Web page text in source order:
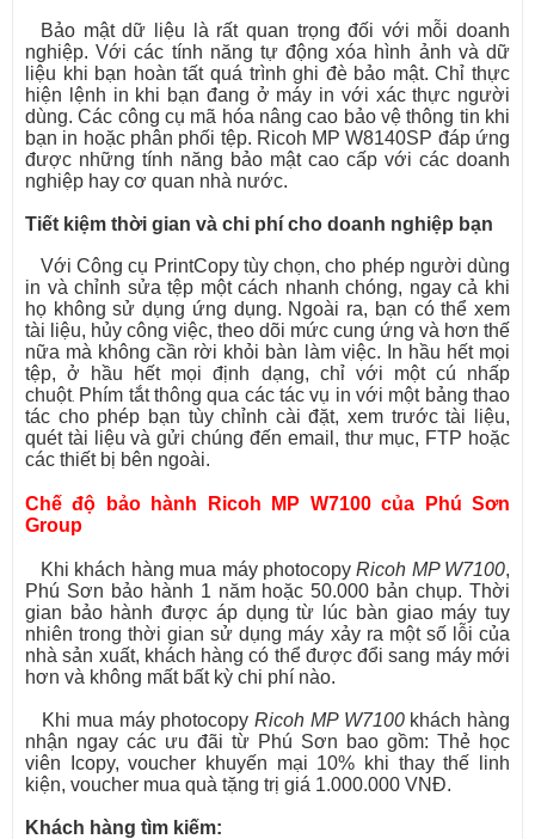
Bảo mật dữ liệu là rất quan trọng đối với mỗi doanh
nghiệp. Với các tính năng tự động xóa hình ảnh và dữ
liệu khi bạn hoàn tất quá trình ghi đè bảo mật. Chỉ thực
hiện lệnh in khi bạn đang ở máy in với xác thực người
dùng. Các công cụ mã hóa nâng cao bảo vệ thông tin khi
bạn in hoặc phân phối tệp. Ricoh MP W8140SP đáp ứng
được những tính năng bảo mật cao cấp với các doanh
nghiệp hay cơ quan nhà nước.
Tiết kiệm thời gian và chi phí cho doanh nghiệp bạn
Với Công cụ PrintCopy tùy chọn, cho phép người dùng
in và chỉnh sửa tệp một cách nhanh chóng, ngay cả khi
họ không sử dụng ứng dụng. Ngoài ra, bạn có thể xem
tài liệu, hủy công việc, theo dõi mức cung ứng và hơn thế
nữa mà không cần rời khỏi bàn làm việc. In hầu hết mọi
tệp, ở hầu hết mọi định dạng, chỉ với một cú nhấp
chuột. Phím tắt thông qua các tác vụ in với một bảng thao
tác cho phép bạn tùy chỉnh cài đặt, xem trước tài liệu,
quét tài liệu và gửi chúng đến email, thư mục, FTP hoặc
các thiết bị bên ngoài.
Chế độ bảo hành Ricoh MP W7100 của Phú Sơn
Group
Khi khách hàng mua máy photocopyRicoh MP W7100,
Phú Sơn bảo hành 1 năm hoặc 50.000 bản chụp. Thời
gian bảo hành được áp dụng từ lúc bàn giao máy tuy
nhiên trong thời gian sử dụng máy xảy ra một số lỗi của
nhà sản xuất, khách hàng có thể được đổi sang máy mới
hơn và không mất bất kỳ chi phí nào.
Khi mua máy photocopyRicoh MP W7100 khách hàng
nhận ngay các ưu đãi từ Phú Sơn bao gồm: Thẻ học
viên Icopy, voucher khuyến mại 10% khi thay thế linh
kiện, voucher mua quà tặng trị giá 1.000.000 VNĐ.
Khách hàng tìm kiếm: